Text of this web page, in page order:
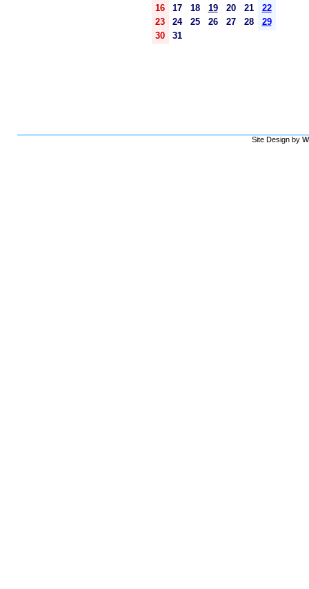
16
17 18 19 20 21
22
23
24 25 26 27 28
29
30
31
Site Design by